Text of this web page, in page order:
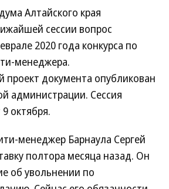
Алтайского края
сессии вопрос
2020 года конкурса по
менеджера.
проект документа опубликован
администрации. Сессия
октября.
менеджер Барнаула Сергей
полтора месяца назад. Он
об увольнении по